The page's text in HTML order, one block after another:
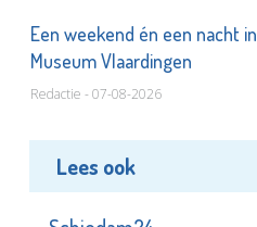
Een weekend én een nacht in
Museum Vlaardingen
Redactie - 07-08-2026
Lees ook